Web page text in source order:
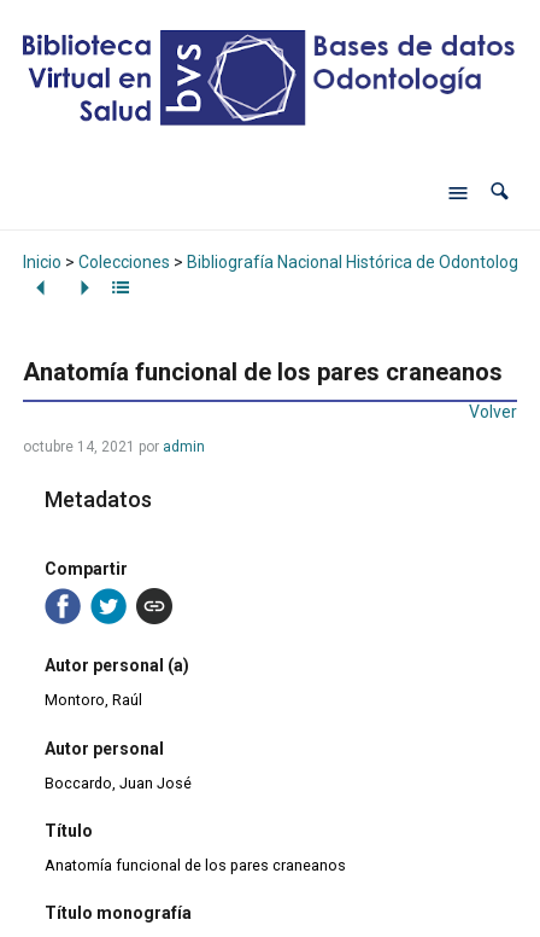
Inicio > Colecciones > Bibliografía Nacional Histórica de Odontología
Anatomía funcional de los pares craneanos
Volver
octubre 14, 2021 por admin
Metadatos
Compartir
Autor personal (a)
Montoro, Raúl
Autor personal
Boccardo, Juan José
Título
Anatomía funcional de los pares craneanos
Título monografía